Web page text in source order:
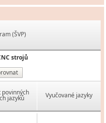
(ŠVP)
strojů
povinných
jazyků Vyučované jazyky